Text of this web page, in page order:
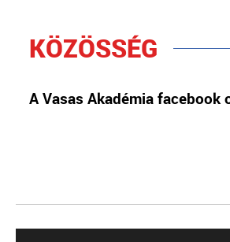
KÖZÖSSÉG
A Vasas Akadémia facebook